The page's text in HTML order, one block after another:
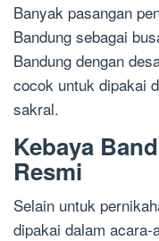
Banyak pasangan
Bandung sebagai
Bandung dengan
cocok untuk dipakai
sakral.
Kebaya
Resmi
Selain untuk
dipakai dalam